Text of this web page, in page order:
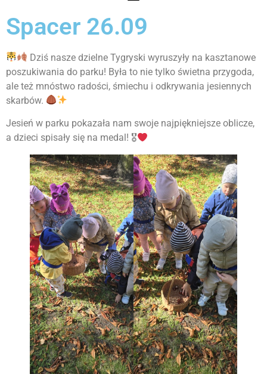
Spacer 26.09
Dziś nasze dzielne Tygryski wyruszyły na kasztanowe
poszukiwania do parku! Była to nie tylko świetna przygoda,
ale też mnóstwo radości, śmiechu i odkrywania jesiennych
skarbów.
Jesień w parku pokazała nam swoje najpiękniejsze oblicze,
a dzieci spisały się na medal! 🎖